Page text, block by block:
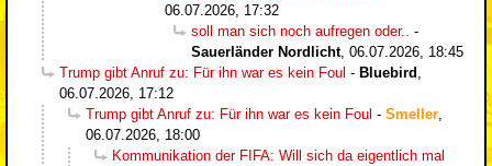
06.07.2026, 17:32
soll man sich noch aufregen oder..
-
Sauerländer Nordlicht, 06.07.2026, 18:45
Trump gibt Anruf zu: Für ihn war es kein Foul - Bluebird
06.07.2026, 17:12
Trump gibt Anruf zu: Für ihn war es kein Foul - Smeller
06.07.2026, 18:00
Kommunikation der FIFA: Will sich da eigentlich mal